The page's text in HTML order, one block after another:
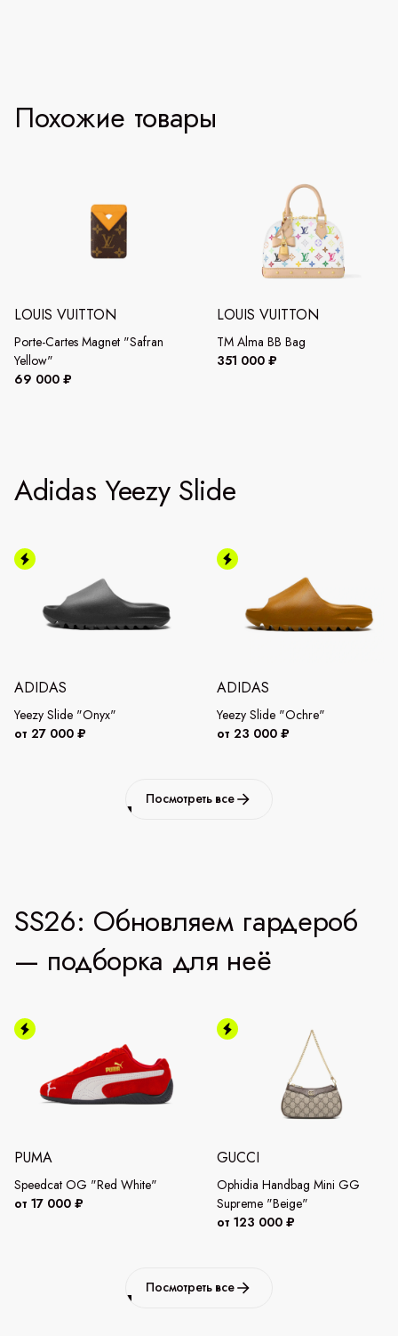
Похожие товары
LOUIS VUITTON
Porte-Cartes Magnet "Safran
Yellow"
69 000 ₽
LOUIS VUITTON
TM Alma BB Bag
351 000 ₽
Adidas Yeezy Slide
ADIDAS
Yeezy Slide "Onyx"
от 27 000 ₽
ADIDAS
Yeezy Slide "Ochre"
от 23 000 ₽
Посмотреть все
SS26: Обновляем гардероб
— подборка для неё
PUMA
Speedcat OG "Red White"
от 17 000 ₽
GUCCI
Ophidia Handbag Mini GG
Supreme "Beige"
от 123 000 ₽
Посмотреть все